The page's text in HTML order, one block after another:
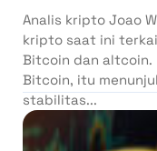
Analis kripto Joao
kripto saat ini
Bitcoin dan
Bitcoin, itu
stabilitas...